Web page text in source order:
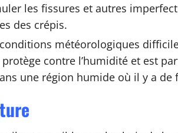
les fissures et autres
des crépis.
météorologiques
contre l’humidité et est
une région humide où il y a de